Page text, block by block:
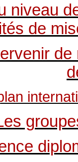
niveau
de